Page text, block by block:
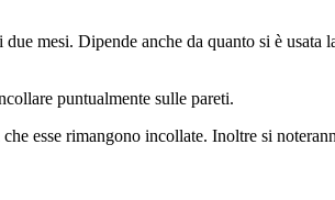
mesi. Dipende anche da quanto si è usata
puntualmente sulle pareti.
esse rimangono incollate. Inoltre si